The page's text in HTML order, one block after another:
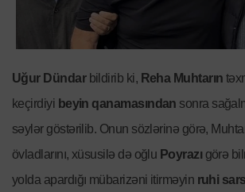
Uğur Dündarbildirib ki, Reha Muhtarın
keçirdiyi beyin qanamasından sonra
səylər göstərilib. Onun sözlərinə görə,
övladlarını, xüsusilə də oğlu Poyrazı görə
yolda apardığı mübarizəni itirməyin ruhi